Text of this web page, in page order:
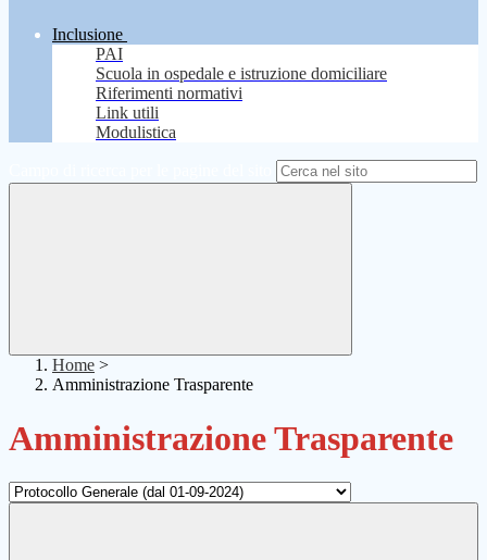
Inclusione
PAI
Scuola in ospedale e istruzione domiciliare
Riferimenti normativi
Link utili
Modulistica
Home >
Amministrazione Trasparente
Amministrazione Trasparente